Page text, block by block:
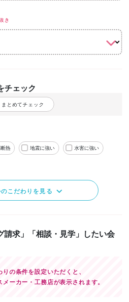
き
チェック
まとめてチェック
熱 地震に強い 水害に強い
こだわりを見る
請求」「相談・見学」したい会
の条件を設定いただくと、
ーカー・工務店が表示されます。